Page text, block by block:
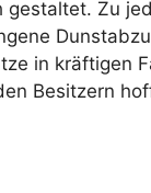
Zu
in kräftigen
Besitzern